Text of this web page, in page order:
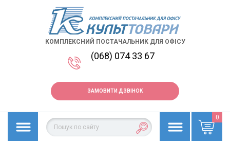
КОМПЛЕКСНИЙ ПОСТАЧАЛЬНИК ДЛЯ ОФІСУ
(068) 074 33 67
ЗАМОВИТИ ДЗВІНОК
0